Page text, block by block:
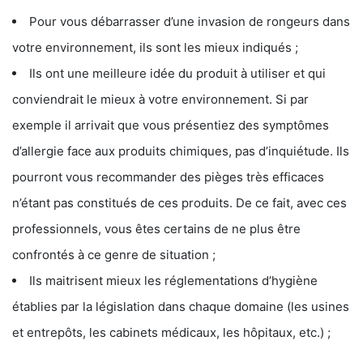
Pour vous débarrasser d’une invasion de rongeurs dans
votre environnement, ils sont les mieux indiqués ;
Ils ont une meilleure idée du produit à utiliser et qui
conviendrait le mieux à votre environnement. Si par
exemple il arrivait que vous présentiez des symptômes
d’allergie face aux produits chimiques, pas d’inquiétude. Ils
pourront vous recommander des pièges très efficaces
n’étant pas constitués de ces produits. De ce fait, avec ces
professionnels, vous êtes certains de ne plus être
confrontés à ce genre de situation ;
Ils maitrisent mieux les réglementations d’hygiène
établies par la législation dans chaque domaine (les usines
et entrepôts, les cabinets médicaux, les hôpitaux, etc.) ;